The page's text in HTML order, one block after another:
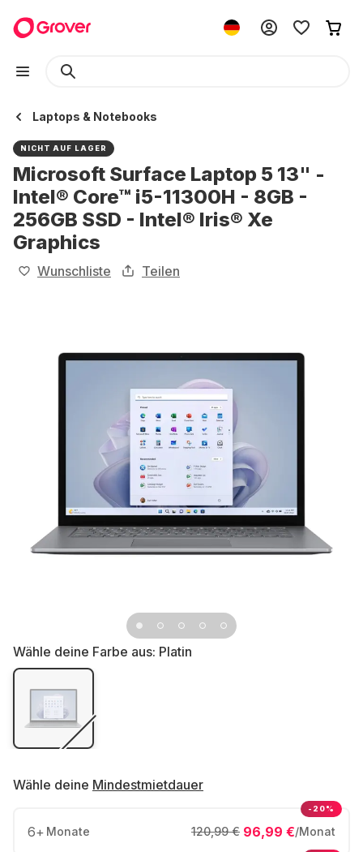
Laptops & Notebooks
NICHT AUF LAGER
Microsoft Surface Laptop 5 13" -
Intel® Core™ i5-11300H - 8GB -
256GB SSD - Intel® Iris® Xe
Graphics
Wunschliste Teilen
Wähle deine Farbe aus: Platin
Wähle deine Mindestmietdauer
6+ Monate 96,99 €/Monat
120,99 €
-20%